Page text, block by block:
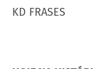
KD FRASES